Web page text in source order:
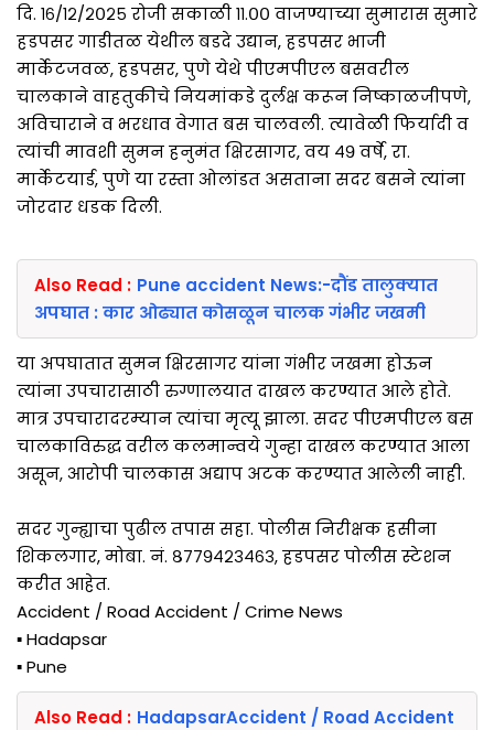
दि. १६/१२/२०२५ रोजी सकाळी ११.०० वाजण्याच्या सुमारास सुमारे
हडपसर गाडीतळ येथील बडदे उद्यान, हडपसर भाजी
मार्केटजवळ, हडपसर, पुणे येथे पीएमपीएल बसवरील
चालकाने वाहतुकीचे नियमांकडे दुर्लक्ष करून निष्काळजीपणे,
अविचाराने व भरधाव वेगात बस चालवली. त्यावेळी फिर्यादी व
त्यांची मावशी सुमन हनुमंत क्षिरसागर, वय ४९ वर्षे, रा.
मार्केटयार्ड, पुणे या रस्ता ओलांडत असताना सदर बसने त्यांना
जोरदार धडक दिली.
Also Read : Pune accident News:-दौंड तालुक्यात
अपघात : कार ओढ्यात कोसळून चालक गंभीर जखमी
या अपघातात सुमन क्षिरसागर यांना गंभीर जखमा होऊन
त्यांना उपचारासाठी रुग्णालयात दाखल करण्यात आले होते.
मात्र उपचारादरम्यान त्यांचा मृत्यू झाला. सदर पीएमपीएल बस
चालकाविरुद्ध वरील कलमान्वये गुन्हा दाखल करण्यात आला
असून, आरोपी चालकास अद्याप अटक करण्यात आलेली नाही.
सदर गुन्ह्याचा पुढील तपास सहा. पोलीस निरीक्षक हसीना
शिकलगार, मोबा. नं. ८७७९४२३४६३, हडपसर पोलीस स्टेशन
करीत आहेत.
Accident / Road Accident / Crime News
▪️ Hadapsar
▪️ Pune
Also Read : HadapsarAccident / Road Accident